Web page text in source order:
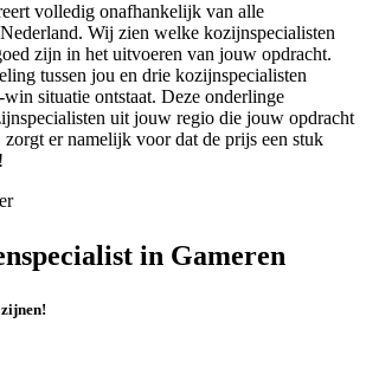
volledig onafhankelijk van alle
Wij zien welke kozijnspecialisten
zijn in het uitvoeren van jouw opdracht.
tussen jou en drie kozijnspecialisten
situatie ontstaat. Deze onderlinge
uit jouw regio die jouw opdracht
er namelijk voor dat de prijs een stuk
in Gameren